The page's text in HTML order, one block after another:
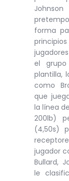
forma
el
plantilla,
como
que
la línea
200lb)
(4,50s)
jugador
Bullard,
le